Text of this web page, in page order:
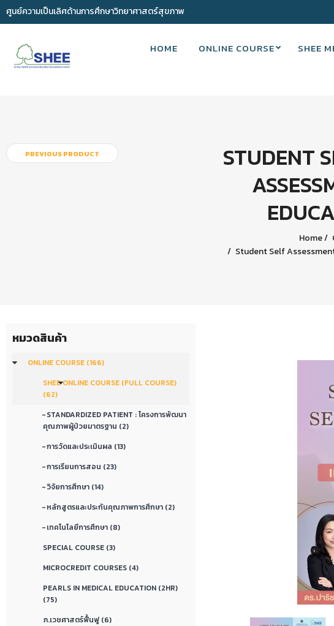
ศูนย์ความเป็นเลิศด้านการศึกษาวิทยาศาสตร์สุขภาพ
HOME ONLINE COURSE SHEE
PREVIOUS PRODUCT
STUDENT
Home
Student Self
หมวดสินค้า
ONLINE COURSE (166)
SHEE ONLINE COURSE (FULL COURSE)
(62)
STANDARDIZED PATIENT : โครงการพัฒนา
คุณภาพผู้ป่วยมาตรฐาน (2)
-
การวัดและประเมินผล (13)
-
การเรียนการสอน (23)
-
วิจัยการศึกษา (14)
-
หลักสูตรและประกันคุณภาพการศึกษา (2)
-
เทคโนโลยีการศึกษา (8)
-
SPECIAL COURSE (3)
MICROCREDIT COURSES (4)
PEARLS IN MEDICAL EDUCATION (2HR)
(75)
ภ.เวชศาสตร์ฟื้นฟู (6)